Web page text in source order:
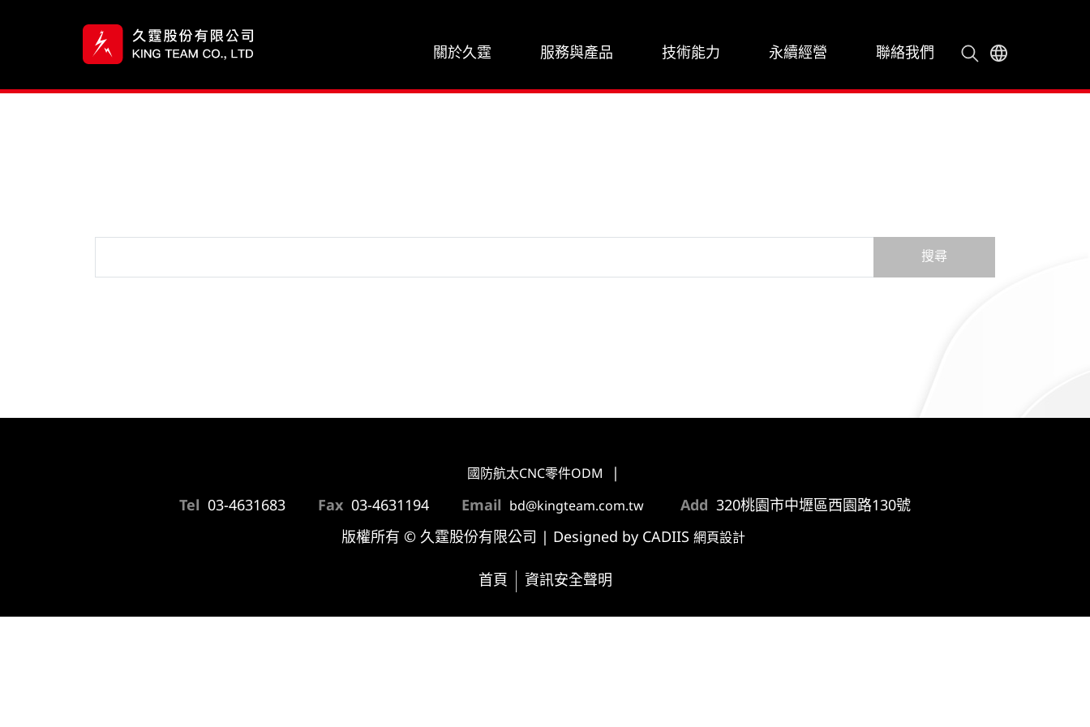
關於久霆 服務與產品 技術能力 永續經營 聯絡我們
搜尋
國防航太CNC零件ODM
Tel 03-4631683 Fax 03-4631194 Email bd@kingteam.com.tw Add
320桃園市中壢區西園路130號
版權所有 © 久霆股份有限公司 | Designed by CADIIS 網頁設計
首頁 資訊安全聲明